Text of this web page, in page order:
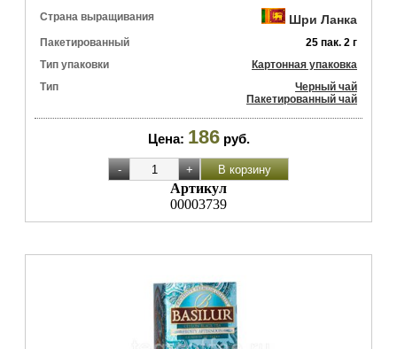
Страна выращивания Шри Ланка
Пакетированный
25 пак. 2 г
Тип упаковки
Картонная упаковка
Тип
Черный чай
Пакетированный чай
Цена: 186 руб.
Артикул
00003739